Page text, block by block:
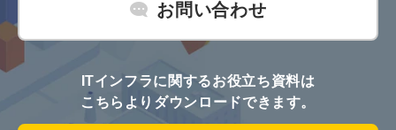
お問い合わせ
ITインフラに関するお役立ち資料は
こちらよりダウンロードできます。